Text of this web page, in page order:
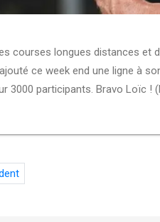
courses longues distances et
ce week end une ligne à
3000 participants. Bravo Loïc !